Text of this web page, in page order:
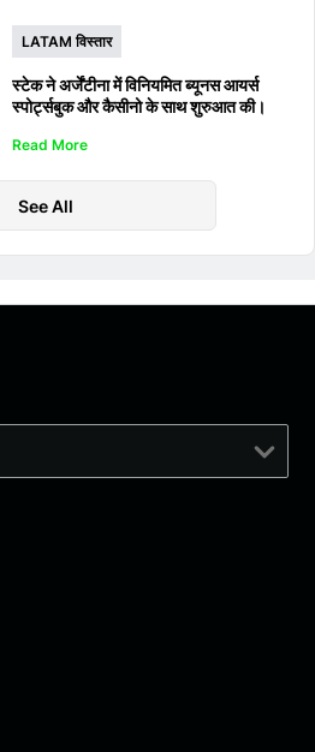
LATAM विस्तार
स्टेक ने अर्जेंटीना में विनियमित ब्यूनस आयर्स
स्पोर्ट्सबुक और कैसीनो के साथ शुरुआत की।
Read More
See All